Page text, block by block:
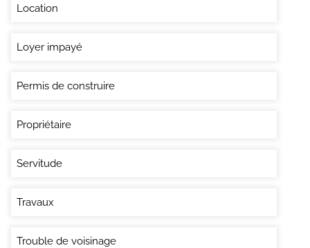
Location
Loyer impayé
Permis de construire
Propriétaire
Servitude
Travaux
Trouble de voisinage